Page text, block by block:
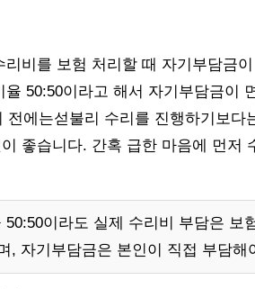
리비를 보험 처리할 때 자기부담금
50:50이라고 해서 자기부담금이
전에는섣불리 수리를 진행하기보
좋습니다. 간혹 급한 마음에 먼저
50:50이라도 실제 수리비 부담은 보
, 자기부담금은 본인이 직접 부담해